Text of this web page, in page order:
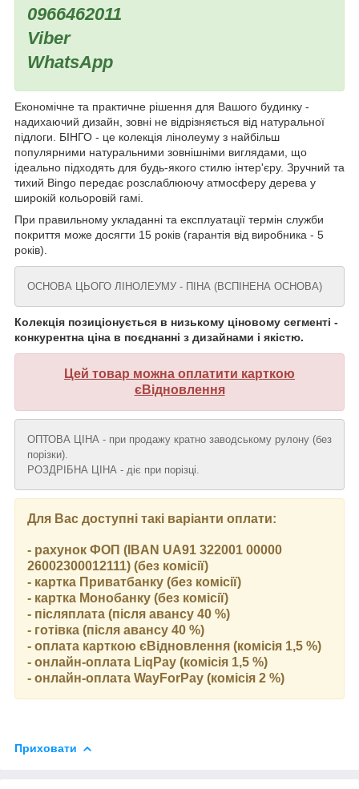
0966462011
Viber
WhatsApp
Економічне та практичне рішення для Вашого будинку -
надихаючий дизайн, зовні не відрізняється від натуральної
підлоги. БІНГО - це колекція лінолеуму з найбільш
популярними натуральними зовнішніми виглядами, що
ідеально підходять для будь-якого стилю інтер'єру. Зручний та
тихий Bingo передає розслаблюючу атмосферу дерева у
широкій кольоровій гамі.
При правильному укладанні та експлуатації термін служби
покриття може досягти 15 років (гарантія від виробника - 5
років).
ОСНОВА ЦЬОГО ЛІНОЛЕУМУ - ПІНА (ВСПІНЕНА ОСНОВА)
Колекція позиціонується в низькому ціновому сегменті -
конкурентна ціна в поєднанні з дизайнами і якістю.
Цей товар можна оплатити карткою
єВідновлення
ОПТОВА ЦІНА - при продажу кратно заводському рулону (без
порізки).
РОЗДРІБНА ЦІНА - діє при порізці.
Для Вас доступні такі варіанти оплати:
- рахунок ФОП (IBAN UA91 322001 00000
26002300012111) (без комісії)
- картка Приватбанку (без комісії)
- картка Монобанку (без комісії)
- післяплата (після авансу 40 %)
- готівка (після авансу 40 %)
- оплата карткою єВідновлення (комісія 1,5 %)
- онлайн-оплата LiqPay (комісія 1,5 %)
- онлайн-оплата WayForPay (комісія 2 %)
Приховати